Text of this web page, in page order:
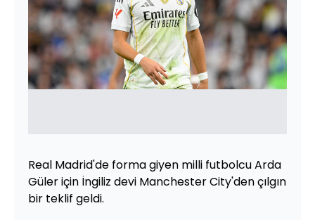
Real Madrid'de forma giyen milli futbolcu Arda
Güler için İngiliz devi Manchester City'den çılgın
bir teklif geldi.